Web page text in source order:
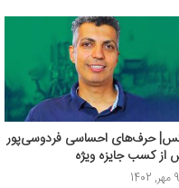
حرف‌های احساسی فردوسی‌پور
از کسب جایزه ویژه
9 مهر, 1402